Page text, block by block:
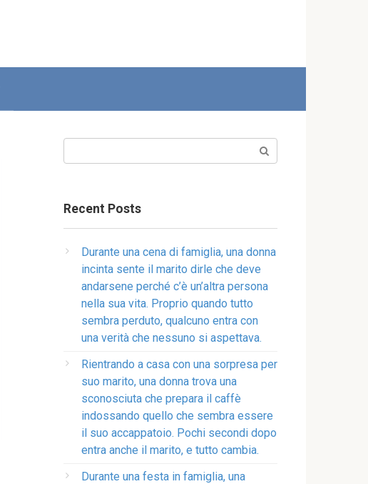
Recent Posts
Durante una cena di famiglia, una donna
incinta sente il marito dirle che deve
andarsene perché c’è un’altra persona
nella sua vita. Proprio quando tutto
sembra perduto, qualcuno entra con
una verità che nessuno si aspettava.
Rientrando a casa con una sorpresa per
suo marito, una donna trova una
sconosciuta che prepara il caffè
indossando quello che sembra essere
il suo accappatoio. Pochi secondi dopo
entra anche il marito, e tutto cambia.
Durante una festa in famiglia, una